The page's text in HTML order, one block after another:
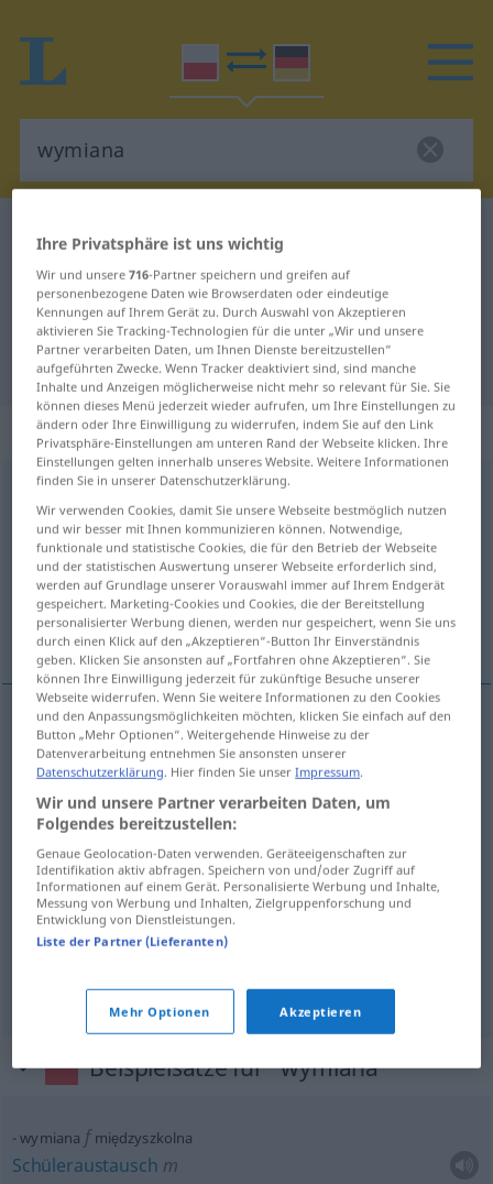
Polnisch-Deutsch Wörterbuch
Polnisch-Deutsch Übersetzung für
"wymiana"
"wymiana" Deutsch Übersetzung
„wymiana“: rodzaj żeński
wymianaf < -y>
Übersicht aller Übersetzungen
(Für mehr Details die Übersetzung anklicken/antippen)
Austausch, Umtausch, Wechsel, Rückgabe,
Auswechseln
Austauschm wymiana
Umtausch m wymiana pieniędzy
Wechselm wymiana
Rückgabef wymianabutelek
Auswechselnn wymiana
Beispielsätze für "wymiana"
wymiana f międzyszkolna
Schüleraustausch m
Ihre Privatsphäre ist uns wichtig
Wir und unsere716-Partner speichern und greifen auf
personenbezogene Daten wie Browserdaten oder eindeutige
Kennungen auf Ihrem Gerät zu. Durch Auswahl von Akzeptieren
aktivieren Sie Tracking-Technologien für die unter „Wir und unsere
Partner verarbeiten Daten, um Ihnen Dienste bereitzustellen“
aufgeführten Zwecke. Wenn Tracker deaktiviert sind, sind manche
Inhalte und Anzeigen möglicherweise nicht mehr so relevant für Sie. Sie
können dieses Menü jederzeit wieder aufrufen, um Ihre Einstellungen zu
ändern oder Ihre Einwilligung zu widerrufen, indem Sie auf den Link
Privatsphäre-Einstellungen am unteren Rand der Webseite klicken. Ihre
Einstellungen gelten innerhalb unseres Website. Weitere Informationen
finden Sie in unserer Datenschutzerklärung.
Wir verwenden Cookies, damit Sie unsere Webseite bestmöglich nutzen
und wir besser mit Ihnen kommunizieren können. Notwendige,
funktionale und statistische Cookies, die für den Betrieb der Webseite
und der statistischen Auswertung unserer Webseite erforderlich sind,
werden auf Grundlage unserer Vorauswahl immer auf Ihrem Endgerät
gespeichert. Marketing-Cookies und Cookies, die der Bereitstellung
personalisierter Werbung dienen, werden nur gespeichert, wenn Sie uns
durch einen Klick auf den „Akzeptieren“-Button Ihr Einverständnis
geben. Klicken Sie ansonsten auf „Fortfahren ohne Akzeptieren“. Sie
können Ihre Einwilligung jederzeit für zukünftige Besuche unserer
Webseite widerrufen. Wenn Sie weitere Informationen zu den Cookies
und den Anpassungsmöglichkeiten möchten, klicken Sie einfach auf den
Button „Mehr Optionen“. Weitergehende Hinweise zu der
Datenverarbeitung entnehmen Sie ansonsten unserer
Datenschutzerklärung. Hier finden Sie unserImpressum.
Wir und unsere Partner verarbeiten Daten, um
Folgendes bereitzustellen:
Genaue Geolocation-Daten verwenden. Geräteeigenschaften zur
Identifikation aktiv abfragen. Speichern von und/oder Zugriff auf
Informationen auf einem Gerät. Personalisierte Werbung und Inhalte,
Messung von Werbung und Inhalten, Zielgruppenforschung und
Entwicklung von Dienstleistungen.
Liste der Partner (Lieferanten)
Mehr Optionen Akzeptieren